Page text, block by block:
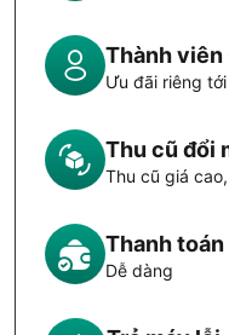
Thành viên
Ưu đãi riêng tới
Thu cũ đổi
Thu cũ giá
Thanh toán
Dễ dàng